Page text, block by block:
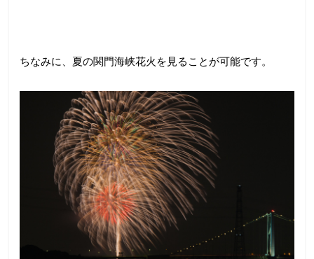
ちなみに、夏の関門海峡花火を見ることが可能です。